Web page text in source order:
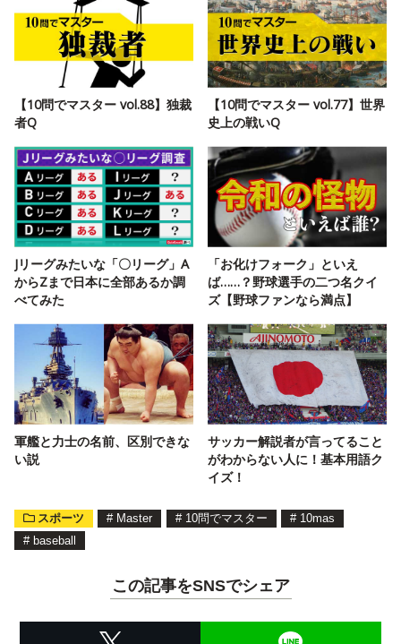
【10問でマスター vol.88】独裁
者Q
【10問でマスター vol.77】世界
史上の戦いQ
Jリーグみたいな「〇リーグ」A
からZまで日本に全部あるか調
べてみた
「お化けフォーク」といえ
ば……？野球選手の二つ名クイ
ズ【野球ファンなら満点】
軍艦と力士の名前、区別できな
い説
サッカー解説者が言ってること
がわからない人に！基本用語ク
イズ！
スポーツ # Master # 10問でマスター # 10mas
# baseball
この記事をSNSでシェア